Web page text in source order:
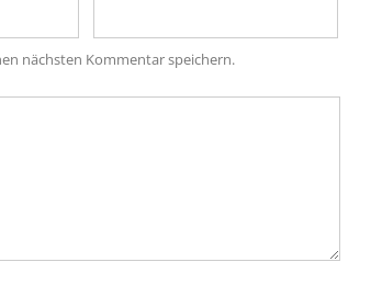
nächsten Kommentar speichern.